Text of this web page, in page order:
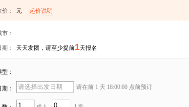
： 元 起价说明
：
： 天天发团，请至少提前1天报名
：
： 请在前 1 天 18:00:00 点前预订